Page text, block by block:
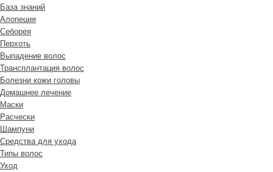
База знаний
Алопеция
Себорея
Перхоть
Выпадение волос
Трансплантация волос
Болезни кожи головы
Домашнее лечение
Маски
Расчески
Шампуни
Средства для ухода
Типы волос
Уход